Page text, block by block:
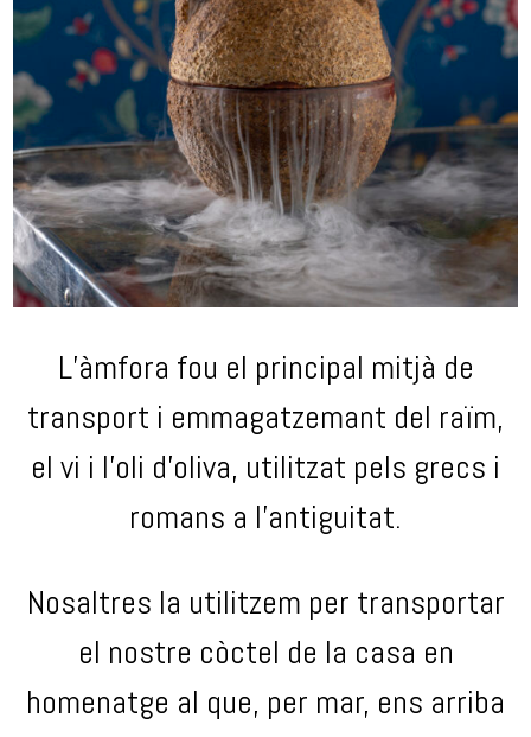
L’àmfora fou el principal mitjà de
transport i emmagatzemant del raïm,
el vi i l’oli d’oliva, utilitzat pels grecs i
romans a l’antiguitat.
Nosaltres la utilitzem per transportar
el nostre còctel de la casa en
homenatge al que, per mar, ens arriba